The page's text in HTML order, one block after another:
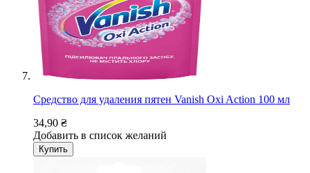
Средство для удаления пятен Vanish Oxi Action 100 мл
34,90 ₴
Добавить в список желаний
Купить